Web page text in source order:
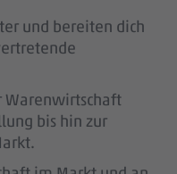
und bereiten dich
Warenwirtschaft
bis hin zur